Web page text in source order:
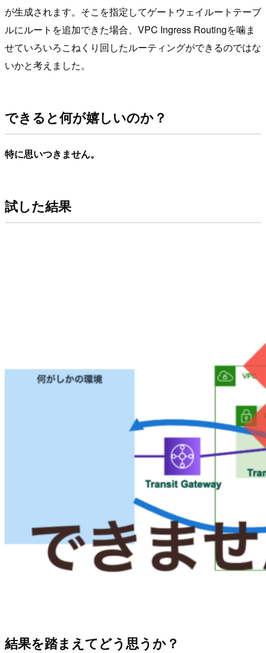
が生成されます。そこを指定してゲートウェイルートテーブ
ルにルートを追加できた場合、VPC Ingress Routingを噛ま
せていろいろこねくり回したルーティングができるのではな
いかと考えました。
できると何が嬉しいのか？
特に思いつきません。
試した結果
結果を踏まえてどう思うか？